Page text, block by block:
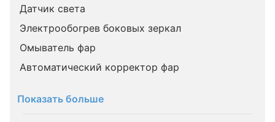
Датчик света
Электрообогрев боковых зеркал
Омыватель фар
Автоматический корректор фар
Показать больше